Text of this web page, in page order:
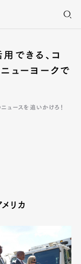
できる、コ
ューヨークで
ュースを追いかけろ！
リカ